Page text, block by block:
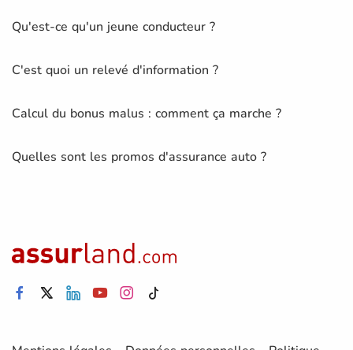
Qu'est-ce qu'un jeune conducteur ?
C'est quoi un relevé d'information ?
Calcul du bonus malus : comment ça marche ?
Quelles sont les promos d'assurance auto ?